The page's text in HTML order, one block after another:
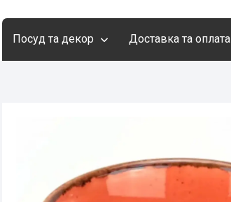
Посуд та декор Доставка та оплата